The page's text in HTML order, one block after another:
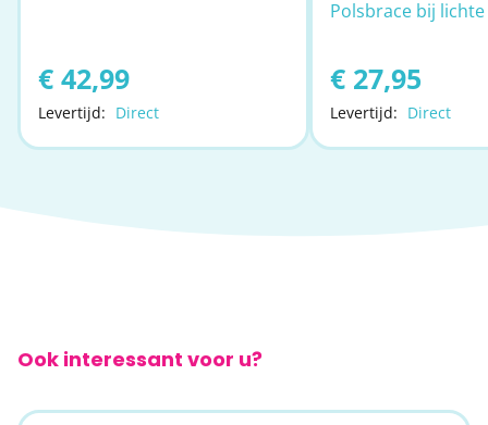
€ 42,99
Levertijd: Direct
Polsbrace bij
€ 27,95
Levertijd: Direct
Ook interessant voor u?